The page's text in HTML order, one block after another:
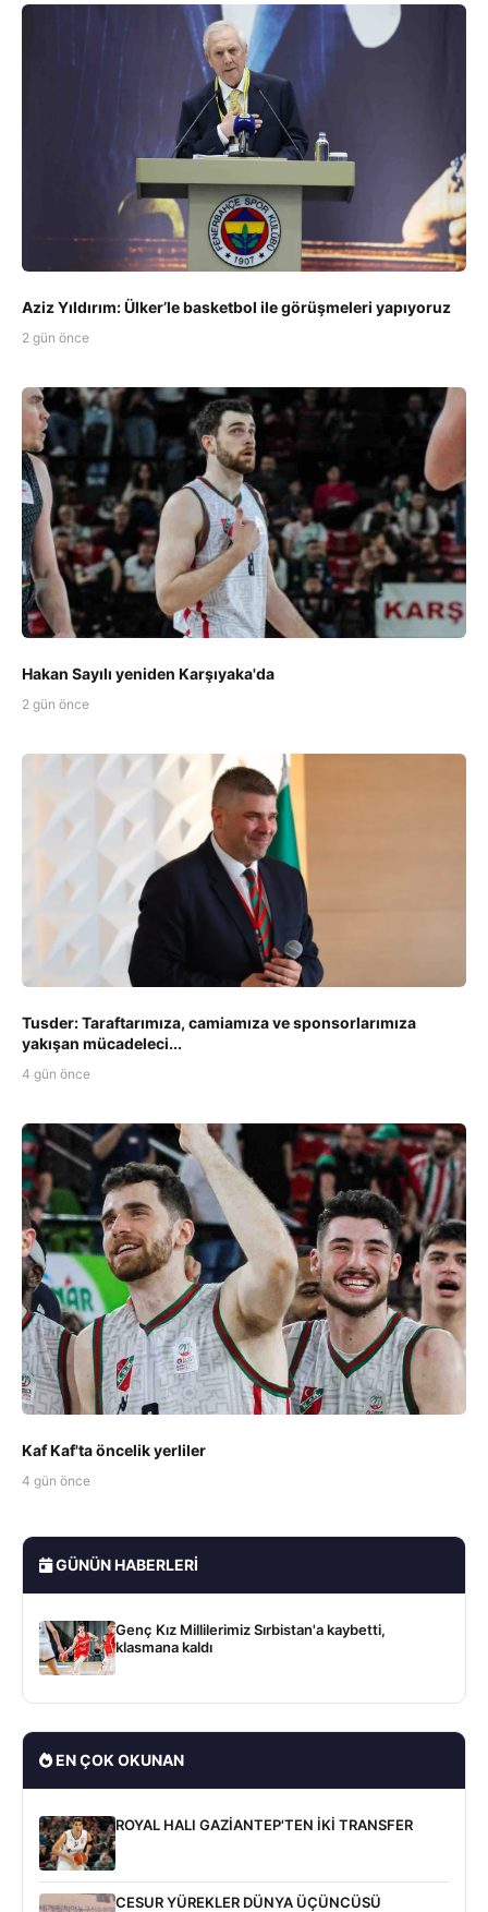
Aziz Yıldırım: Ülker’le basketbol ile görüşmeleri yapıyoruz
2 gün önce
Hakan Sayılı yeniden Karşıyaka'da
2 gün önce
Tusder: Taraftarımıza, camiamıza ve sponsorlarımıza
yakışan mücadeleci...
4 gün önce
Kaf Kaf'ta öncelik yerliler
4 gün önce
GÜNÜN HABERLERI
Genç Kız Millilerimiz Sırbistan'a kaybetti,
klasmana kaldı
EN ÇOK OKUNAN
ROYAL HALI GAZİANTEP'TEN İKİ TRANSFER
CESUR YÜREKLER DÜNYA ÜÇÜNCÜSÜ